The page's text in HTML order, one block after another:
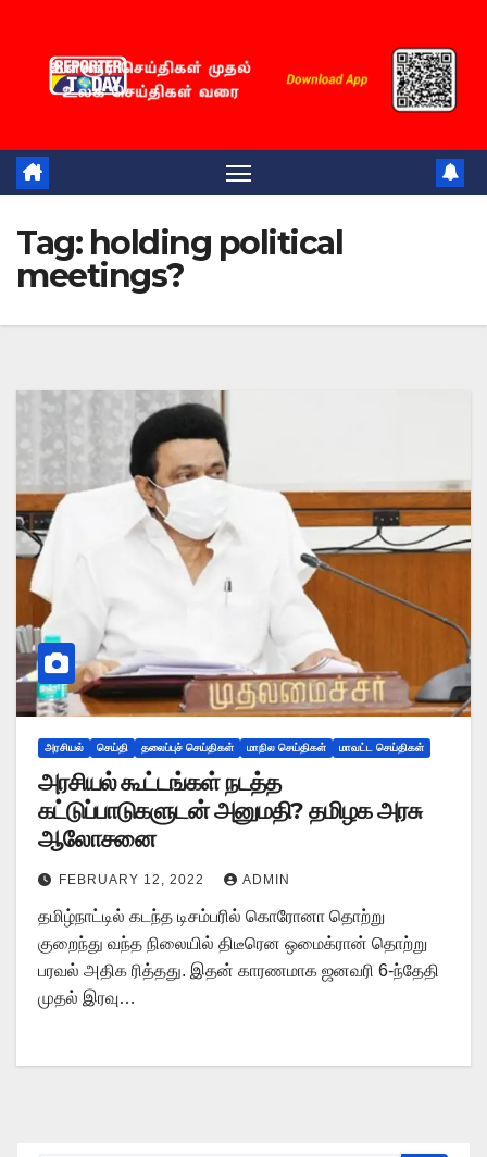
content
Tag: holding political
meetings?
அரசியல் செய்தி தலைப்புச் செய்திகள் மாநில செய்திகள் மாவட்ட செய்திகள்
அரசியல் கூட்டங்கள் நடத்த
கட்டுப்பாடுகளுடன் அனுமதி? தமிழக அரசு
ஆலோசனை
FEBRUARY 12, 2022 ADMIN
தமிழ்நாட்டில் கடந்த டிசம்பரில் கொரோனா தொற்று
குறைந்து வந்த நிலையில் திடீரென ஒமைக்ரான் தொற்று
பரவல் அதிக ரித்தது. இதன் காரணமாக ஜனவரி 6-ந்தேதி
முதல் இரவு…